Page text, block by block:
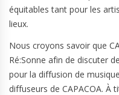
équitables tant pour les
lieux.
Nous croyons savoir que
Ré:Sonne afin de discuter
pour la diffusion de
diffuseurs de CAPACOA. À